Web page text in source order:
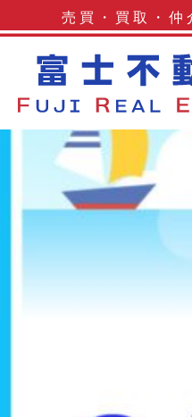
売買・買取・
令和６年夏休み